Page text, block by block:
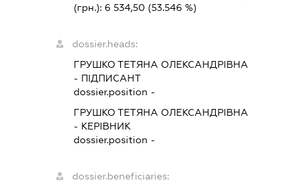
(грн.): 6 534,50 (53.546 %)
dossier.heads:
ГРУШКО ТЕТЯНА ОЛЕКСАНДРІВНА
- ПІДПИСАНТ
dossier.position -
ГРУШКО ТЕТЯНА ОЛЕКСАНДРІВНА
- КЕРІВНИК
dossier.position -
dossier.beneficiaries: